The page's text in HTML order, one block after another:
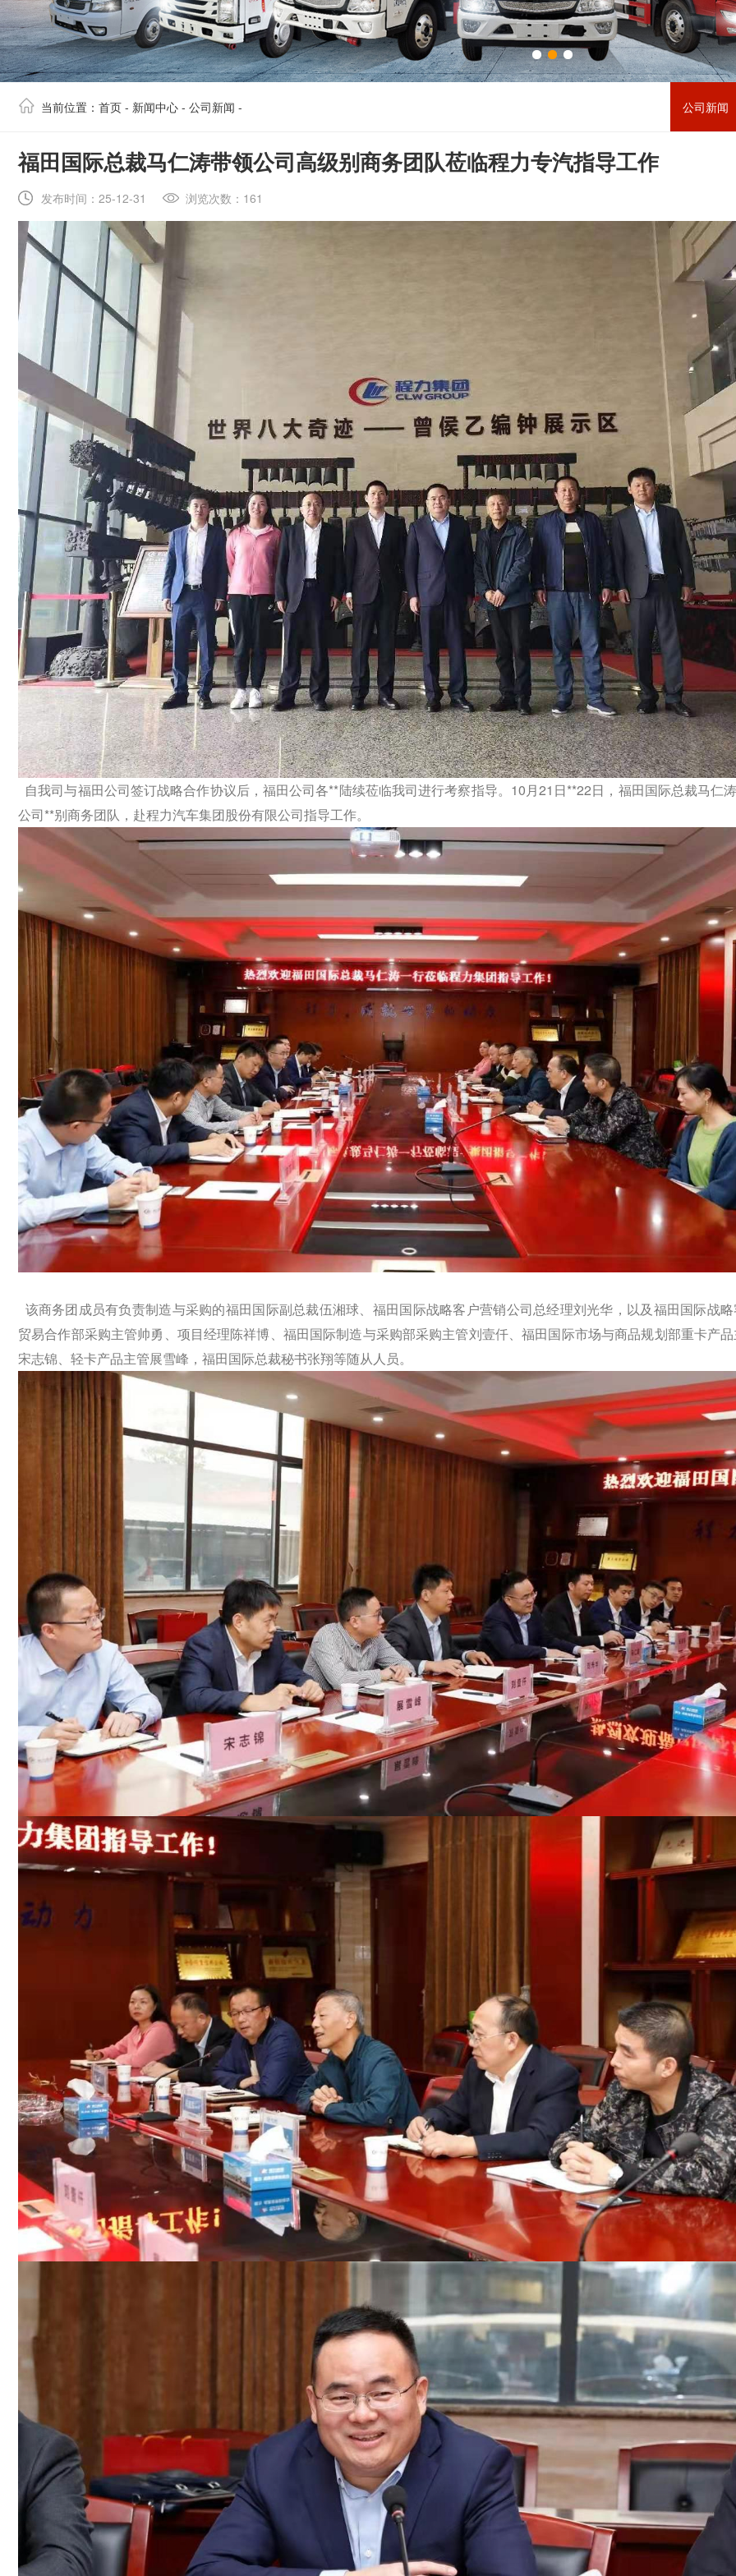
当前位置： 首页 - 新闻中心 - 公司新闻 - 公司新闻
​福田国际总裁马仁涛带领公司高级别商务团队莅临程力专汽指导工作
发布时间：25-12-31 浏览次数：161
自我司与福田公司签订战略合作协议后，福田公司各**陆续莅临我司进行考察指导。10月21日**22日，福田国际总裁马仁
公司**别商务团队，赴程力汽车集团股份有限公司指导工作。
该商务团成员有负责制造与采购的福田国际副总裁伍湘球、福田国际战略客户营销公司总经理刘光华，以及福田国际战
贸易合作部采购主管帅勇、项目经理陈祥博、福田国际制造与采购部采购主管刘壹仟、福田国际市场与商品规划部重卡产
宋志锦、轻卡产品主管展雪峰，福田国际总裁秘书张翔等随从人员。